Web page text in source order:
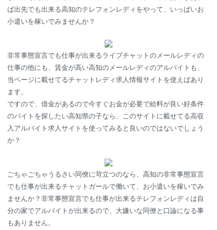
ば出先でも出来る高知のテレフォンレディをやって、いっぱいお
小遣いを稼いでみませんか？
非常事態宣言でも仕事が出来るライブチャットのメールレディの
仕事の他にも、賃金が高い高知のメールレディのアルバイトも、
当ページに載せてるチャットレディ求人情報サイトを使えばあり
ます。
ですので、借金があるので今すぐお金が必要で給料が良い好条件
のバイトを探したい高知県の子なら、このサイトに載せてる高収
入アルバイト求人サイトを使ってみると良いのではないでしょう
か？
ごちゃごちゃうるさい同僚に苛立つのなら、高知の非常事態宣言
でも仕事が出来るチャットガールで働いて、お小遣いを稼いでみ
ませんか？非常事態宣言でも仕事が出来るテレフォンレディは自
分の家でアルバイトが出来るので、大嫌いな同僚と口論になる事
もありません。